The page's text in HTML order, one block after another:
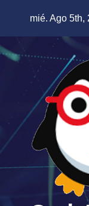
contenido
mié. Ago 5th,